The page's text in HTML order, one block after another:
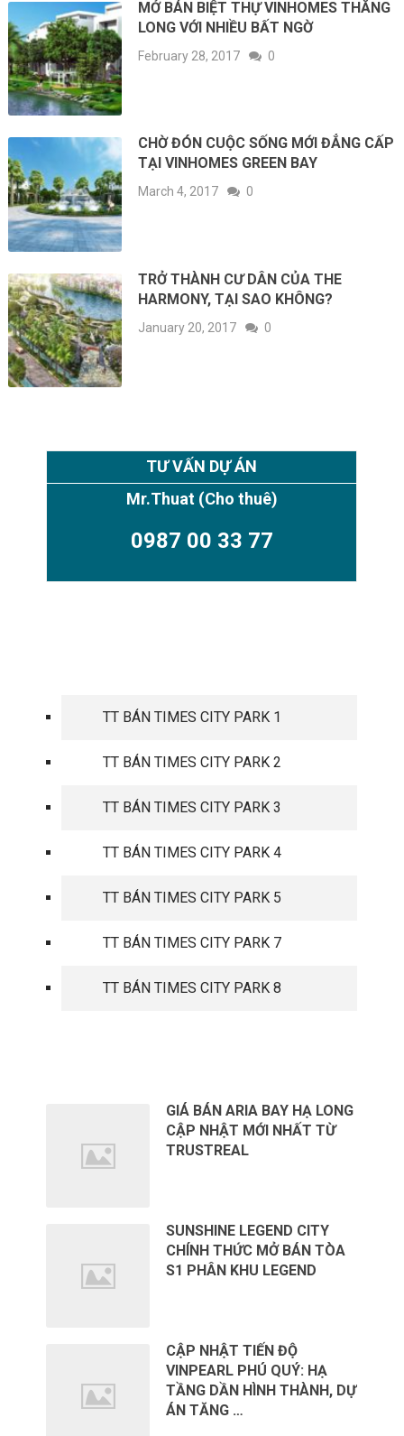
MỞ BÁN BIỆT THỰ VINHOMES THĂNG
LONG VỚI NHIỀU BẤT NGỜ
February 28, 2017 0
CHỜ ĐÓN CUỘC SỐNG MỚI ĐẲNG CẤP
TẠI VINHOMES GREEN BAY
March 4, 2017 0
TRỞ THÀNH CƯ DÂN CỦA THE
HARMONY, TẠI SAO KHÔNG?
January 20, 2017 0
TƯ VẤN DỰ ÁN
Mr.Thuat (Cho thuê)
0987 00 33 77
TT BÁN TIMES CITY PARK 1
TT BÁN TIMES CITY PARK 2
TT BÁN TIMES CITY PARK 3
TT BÁN TIMES CITY PARK 4
TT BÁN TIMES CITY PARK 5
TT BÁN TIMES CITY PARK 7
TT BÁN TIMES CITY PARK 8
GIÁ BÁN ARIA BAY HẠ LONG
CẬP NHẬT MỚI NHẤT TỪ
TRUSTREAL
SUNSHINE LEGEND CITY
CHÍNH THỨC MỞ BÁN TÒA
S1 PHÂN KHU LEGEND
CẬP NHẬT TIẾN ĐỘ
VINPEARL PHÚ QUÝ: HẠ
TẦNG DẦN HÌNH THÀNH, DỰ
ÁN TĂNG …